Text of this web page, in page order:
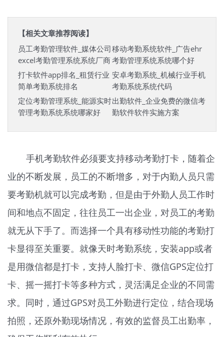
【相关文章推荐阅读】
员工考勤管理软件_媒体公司
excel考勤管理系统系统厂商
移动考勤系统软件_广告ehr
考勤管理系统系统哪个好
打卡软件app排名_租赁行业
简单考勤系统排名
安卓考勤系统_机械行业手机
考勤系统系统代码
定位考勤管理系统_能源实时
管理考勤系统系统哪家好
出勤软件_企业免费的微信考
勤软件软件实施方案
手机考勤软件必须要支持移动考勤打卡，随着企
业的不断发展，员工的不断增多，对于内勤人员只需
要考勤机就可以完成考勤，但是由于外勤人员工作时
间和地点不固定，往往员工一出企业，对员工的考勤
就无从下手了。而选择一个具有移动性功能的考勤打
卡显得至关重要。就像天时考勤系统，安装app或者
是用微信都是打卡，支持人脸打卡、微信GPS定位打
卡、摇一摇打卡等多种方式，灵活满足企业的不同需
求。同时，通过GPS对员工外勤进行定位，结合现场
拍照，还原外勤现场情况，有效的监督员工出勤率，